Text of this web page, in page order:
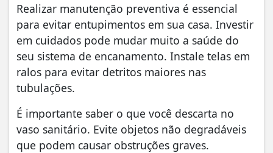
Realizar manutenção preventiva é essencial
para evitar entupimentos em sua casa. Investir
em cuidados pode mudar muito a saúde do
seu sistema de encanamento. Instale telas em
ralos para evitar detritos maiores nas
tubulações.
É importante saber o que você descarta no
vaso sanitário. Evite objetos não degradáveis
que podem causar obstruções graves.